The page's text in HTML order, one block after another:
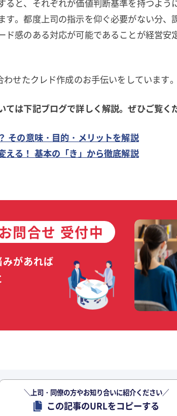
ると、それぞれが価値判断基準を持つよう
す。都度上司の指示を仰ぐ必要がない分、
ド感のある対応が可能であることが経営安
せたクレド作成のお手伝いをしています
は下記ブログで詳しく解説。ぜひご覧く
その意味・目的・メリットを解説
える！ 基本の「き」から徹底解説
問合せ 受付中
があれば
＼上司・同僚の方やお知り合いに紹介ください／
この記事のURLをコピーする